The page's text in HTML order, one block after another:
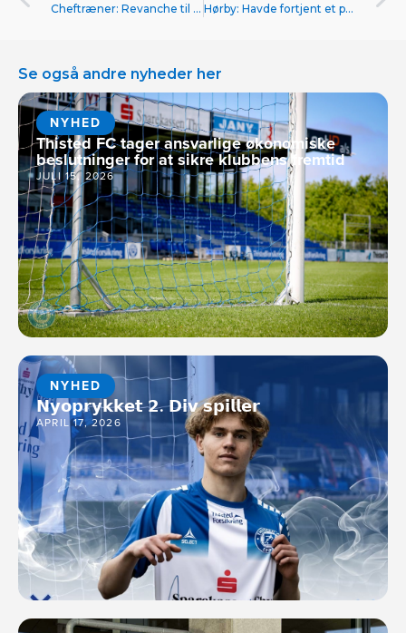
Cheftræner: Revanche til gode
Hørby: Havde fortjent et point i Aarhus
Se også andre nyheder her
NYHED
Thisted FC tager ansvarlige økonomiske
beslutninger for at sikre klubbens fremtid
JULI 15, 2026
NYHED
𝗡𝘆𝗼𝗽𝗿𝘆𝗸𝗸𝗲𝘁 𝟮. 𝗗𝗶𝘃 𝘀𝗽𝗶𝗹𝗹𝗲𝗿
APRIL 17, 2026